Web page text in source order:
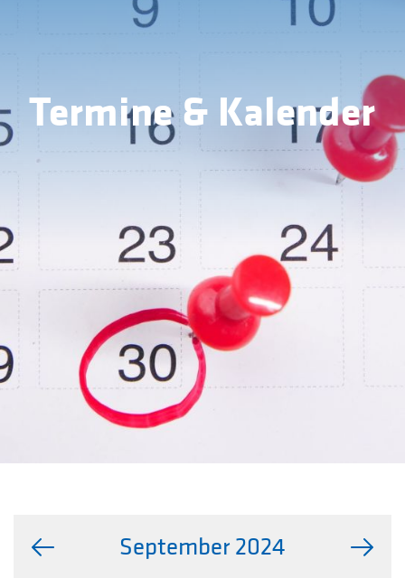
Termine & Kalender
September 2024